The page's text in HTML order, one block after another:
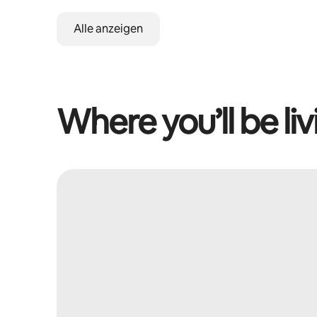
Alle anzeigen
Where you’ll be